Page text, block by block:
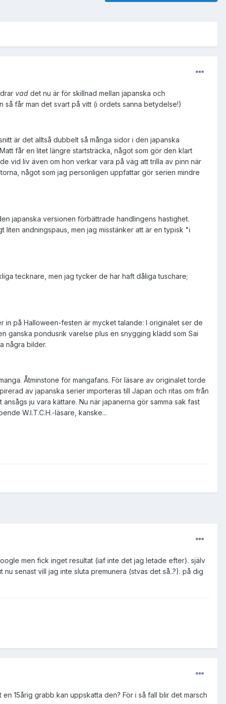
vad det nu är för skillnad mellan japanska och
så får man det svart på vitt (i ordets sanna betydelse!)
är det alltså dubbelt så många sidor i den japanska
får en litet längre startsträcka, något som gör den klart
vid liv även om hon verkar vara på väg att trilla av pinn när
något som jag personligen uppfattar gör serien mindre
japanska versionen förbättrade handlingens hastighet.
andningspaus, men jag misstänker att är en typisk "i
tecknare, men jag tycker de har haft dåliga tuschare;
in på Halloween-festen är mycket talande: I originalet ser de
ganska pondusrik varelse plus en snygging klädd som Sai
några bilder.
Åtminstone för mangafans. För läsare av originalet torde
av japanska serier importeras till Japan och ritas om från
ju vara kättare. Nu när japanerna gör samma sak fast
W.I.T.C.H.-läsare, kanske...
men fick inget resultat (iaf inte det jag letade efter). själv
senast vill jag inte sluta premunera (stvas det så..?). på dig
15årig grabb kan uppskatta den? För i så fall blir det marsch